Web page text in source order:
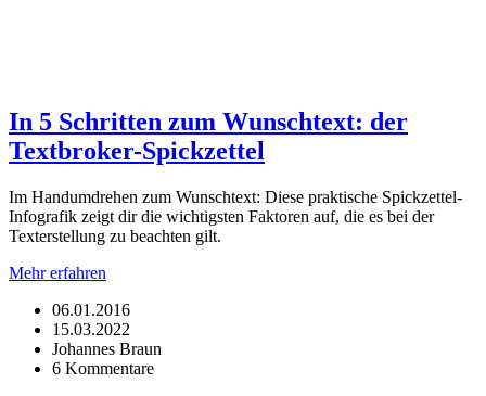
In 5 Schritten zum Wunschtext: der
Textbroker-Spickzettel
Im Handumdrehen zum Wunschtext: Diese praktische Spickzettel-
Infografik zeigt dir die wichtigsten Faktoren auf, die es bei der
Texterstellung zu beachten gilt.
Mehr erfahren
06.01.2016
15.03.2022
Johannes Braun
6 Kommentare